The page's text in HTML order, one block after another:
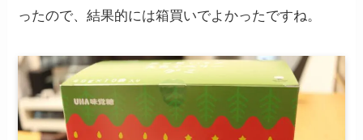
ったので、結果的には箱買いでよかったですね。